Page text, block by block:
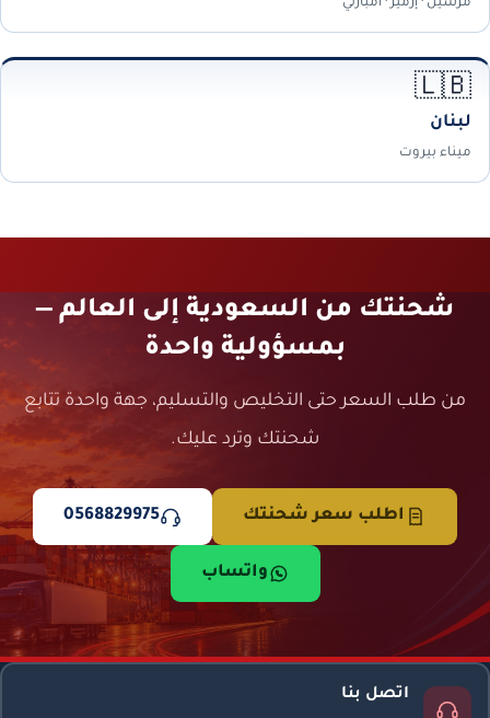
🇱🇧
لبنان
ميناء بيروت
شحنتك من السعودية إلى العالم —
بمسؤولية واحدة
من طلب السعر حتى التخليص والتسليم، جهة واحدة تتابع
شحنتك وترد عليك.
اطلب سعر شحنتك 0568829975
واتساب
اتصل بنا